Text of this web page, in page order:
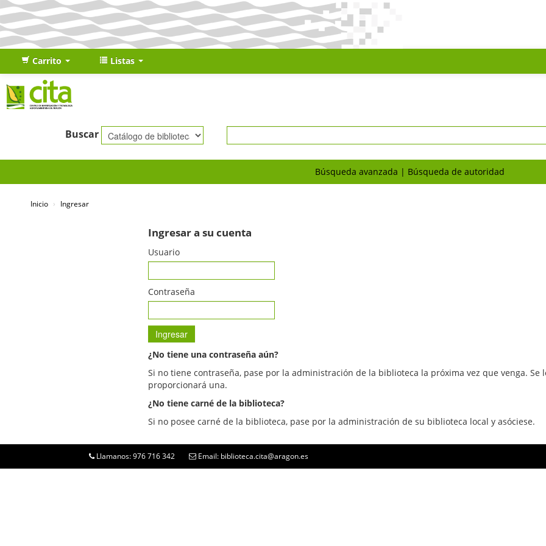
Carrito Listas
Buscar
Búsqueda avanzada Búsqueda de autoridad
Inicio › Ingresar
Ingresar a su cuenta
Usuario
Contraseña
¿No tiene una contraseña aún?
Si no tiene contraseña, pase por la administración de la biblioteca la próxima vez que venga. Se
proporcionará una.
¿No tiene carné de la biblioteca?
Si no posee carné de la biblioteca, pase por la administración de su biblioteca local y asóciese.
Llamanos: 976 716 342 Email: biblioteca.cita@aragon.es